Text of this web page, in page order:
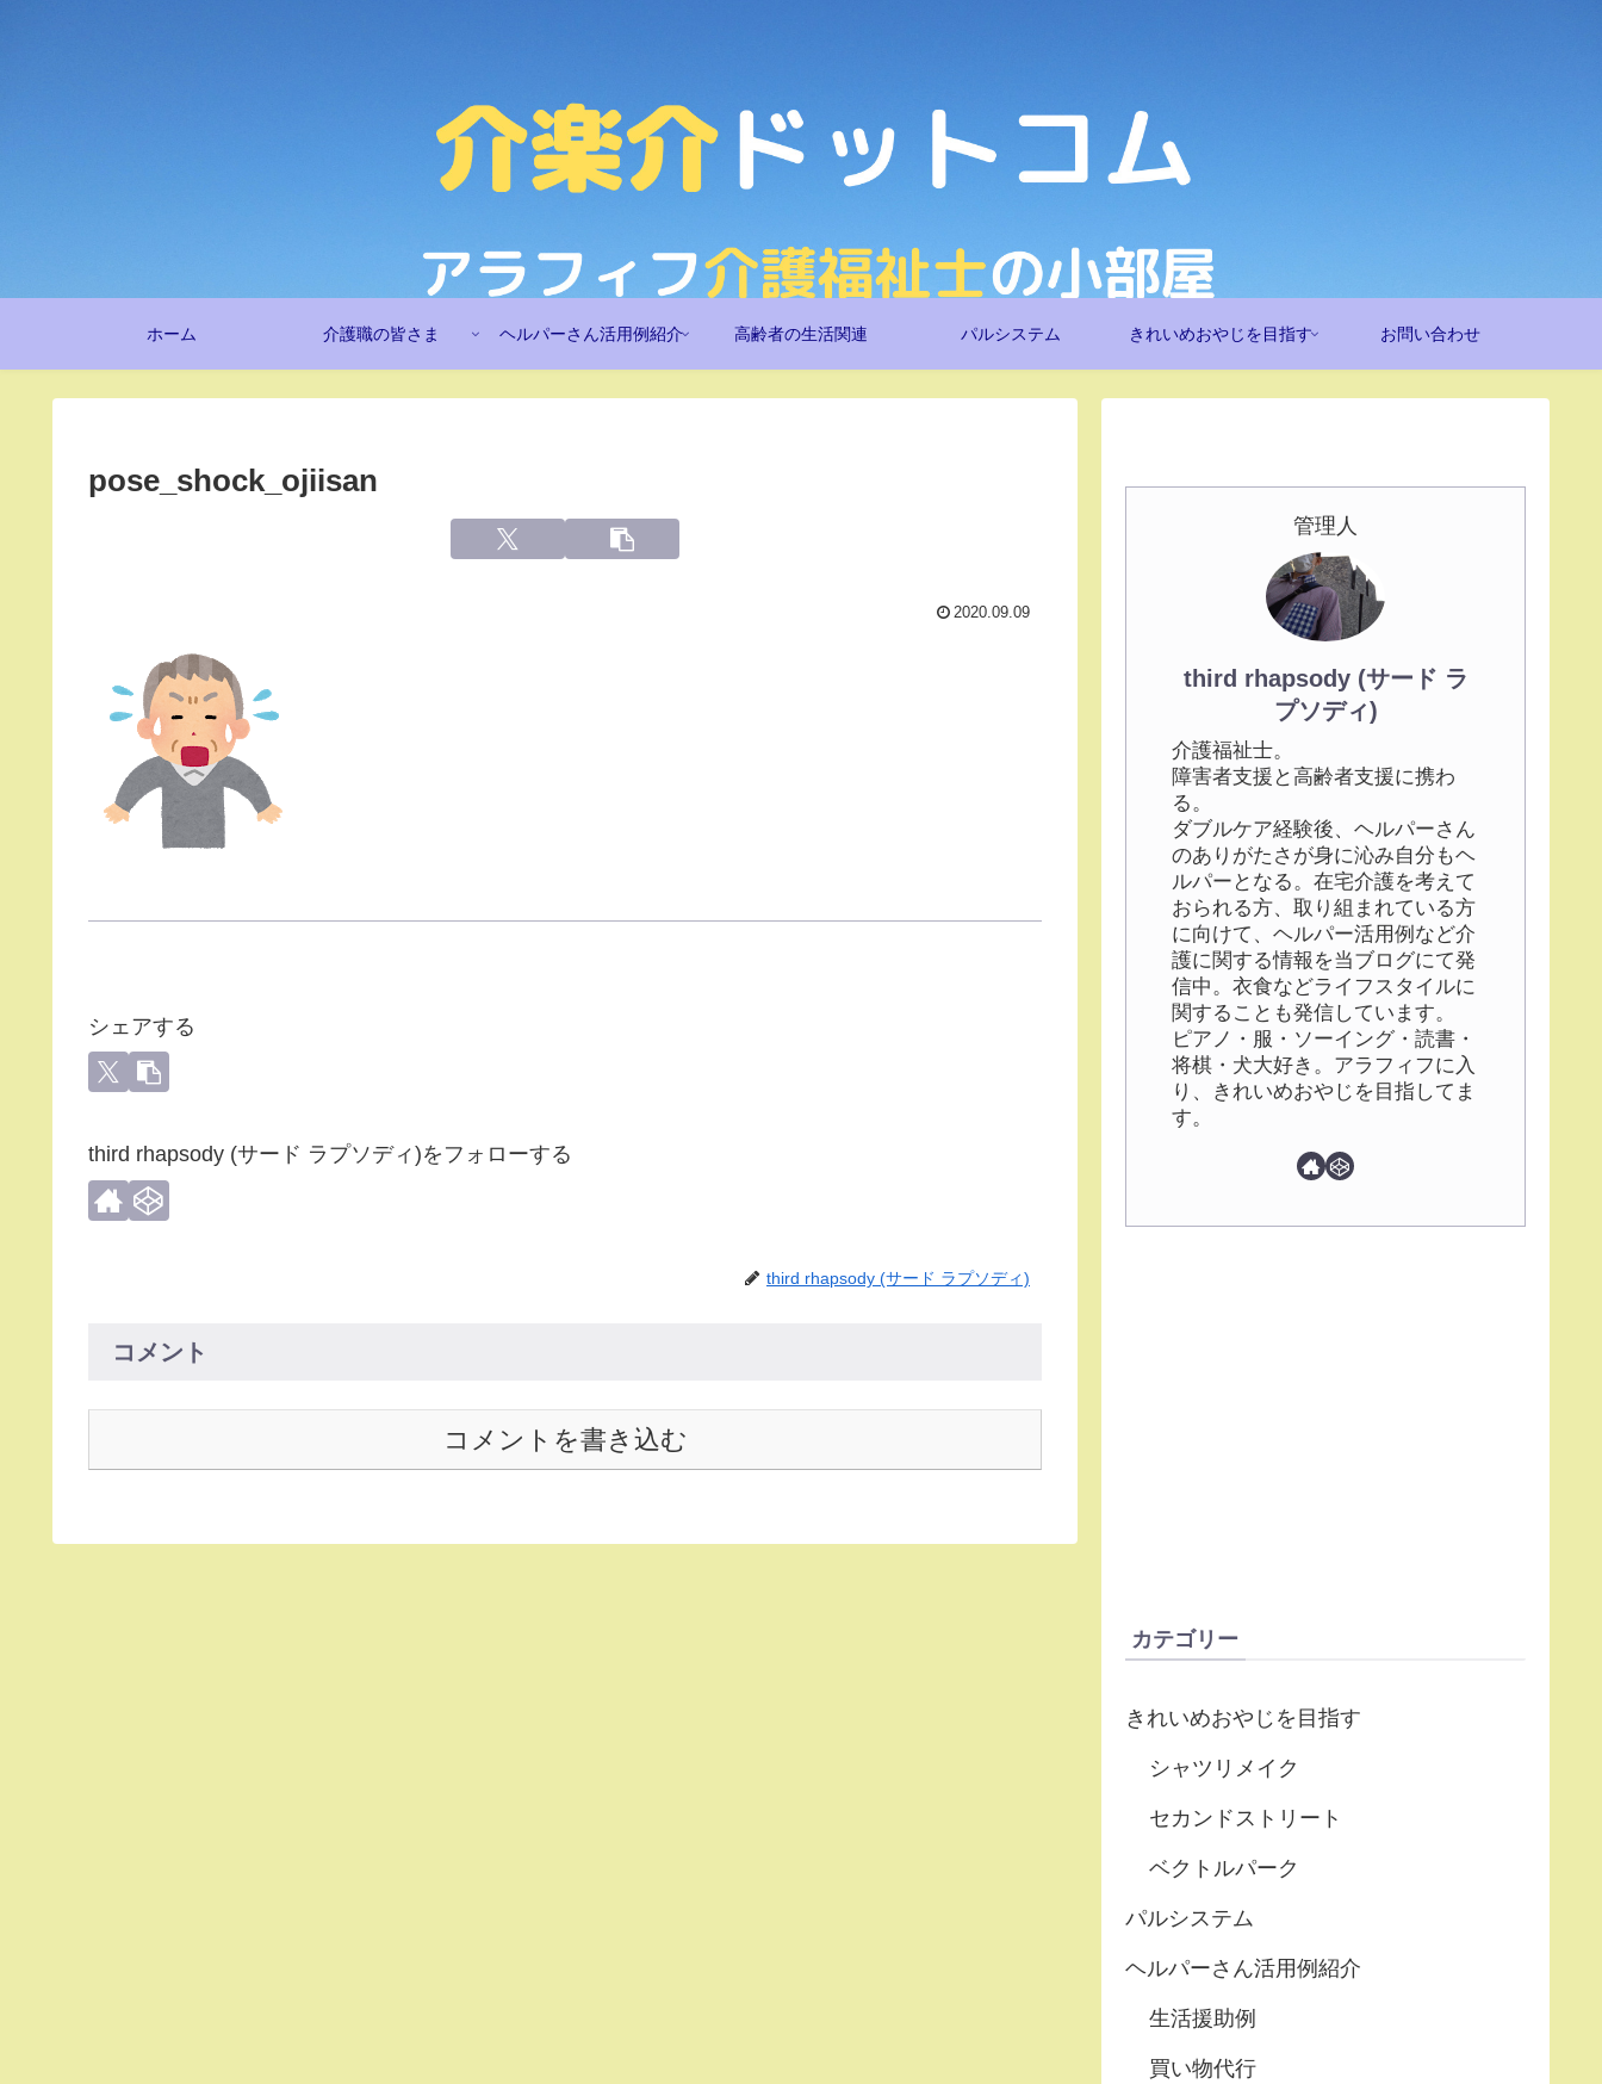
ホーム 介護職の皆さま ヘルパーさん活用例紹介 高齢者の生活関連 パルシステム きれいめおやじを目指す お問い合わせ
pose_shock_ojiisan
2020.09.09
シェアする
third rhapsody (サード ラプソディ)をフォローする
third rhapsody (サード ラプソディ)
コメント
コメントを書き込む
管理人
third rhapsody (サード ラ
プソディ)
介護福祉士。
障害者支援と高齢者支援に携わ
る。
ダブルケア経験後、ヘルパーさん
のありがたさが身に沁み自分もヘ
ルパーとなる。在宅介護を考えて
おられる方、取り組まれている方
に向けて、ヘルパー活用例など介
護に関する情報を当ブログにて発
信中。衣食などライフスタイルに
関することも発信しています。
ピアノ・服・ソーイング・読書・
将棋・犬大好き。アラフィフに入
り、きれいめおやじを目指してま
す。
カテゴリー
きれいめおやじを目指す
シャツリメイク
セカンドストリート
ベクトルパーク
パルシステム
ヘルパーさん活用例紹介
生活援助例
買い物代行